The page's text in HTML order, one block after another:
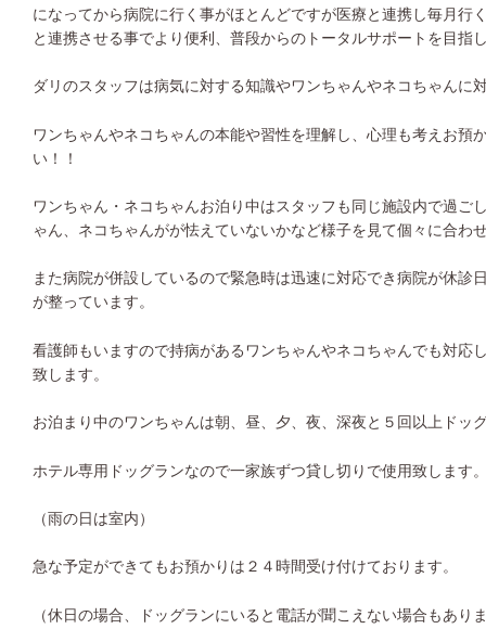
になってから病院に行く事がほとんどですが医療と連携し毎月行
と連携させる事でより便利、普段からのトータルサポートを目指
ダリのスタッフは病気に対する知識やワンちゃんやネコちゃんに
ワンちゃんやネコちゃんの本能や習性を理解し、心理も考えお預
い！！
ワンちゃん・ネコちゃんお泊り中はスタッフも同じ施設内で過ご
ゃん、ネコちゃんがが怯えていないかなど様子を見て個々に合わ
また病院が併設しているので緊急時は迅速に対応でき病院が休診
が整っています。
看護師もいますので持病があるワンちゃんやネコちゃんでも対応
致します。
お泊まり中のワンちゃんは朝、昼、夕、夜、深夜と５回以上ドッ
ホテル専用ドッグランなので一家族ずつ貸し切りで使用致します
（雨の日は室内）
急な予定ができてもお預かりは２４時間受け付けております。
（休日の場合、ドッグランにいると電話が聞こえない場合もあり